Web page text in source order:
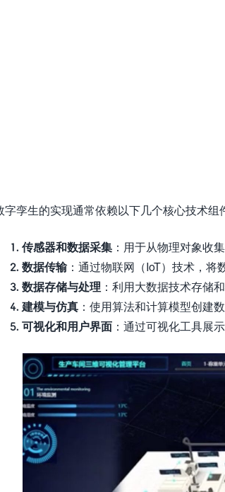
字孪生的实现通常依赖以下几个核心技术组
传感器和数据采集 ：用于从物理对象收
数据传输：通过物联网（IoT）技术，将
数据存储与处理 ：利用大数据技术存储
建模与仿真 ：使用算法和计算模型创建
可视化和用户界面 ：通过可视化工具展